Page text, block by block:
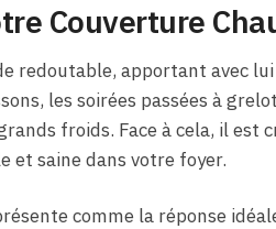
Couverture
redoutable, apportant avec
les soirées passées à
froids. Face à cela, il est
et saine dans votre foyer.
comme la réponse